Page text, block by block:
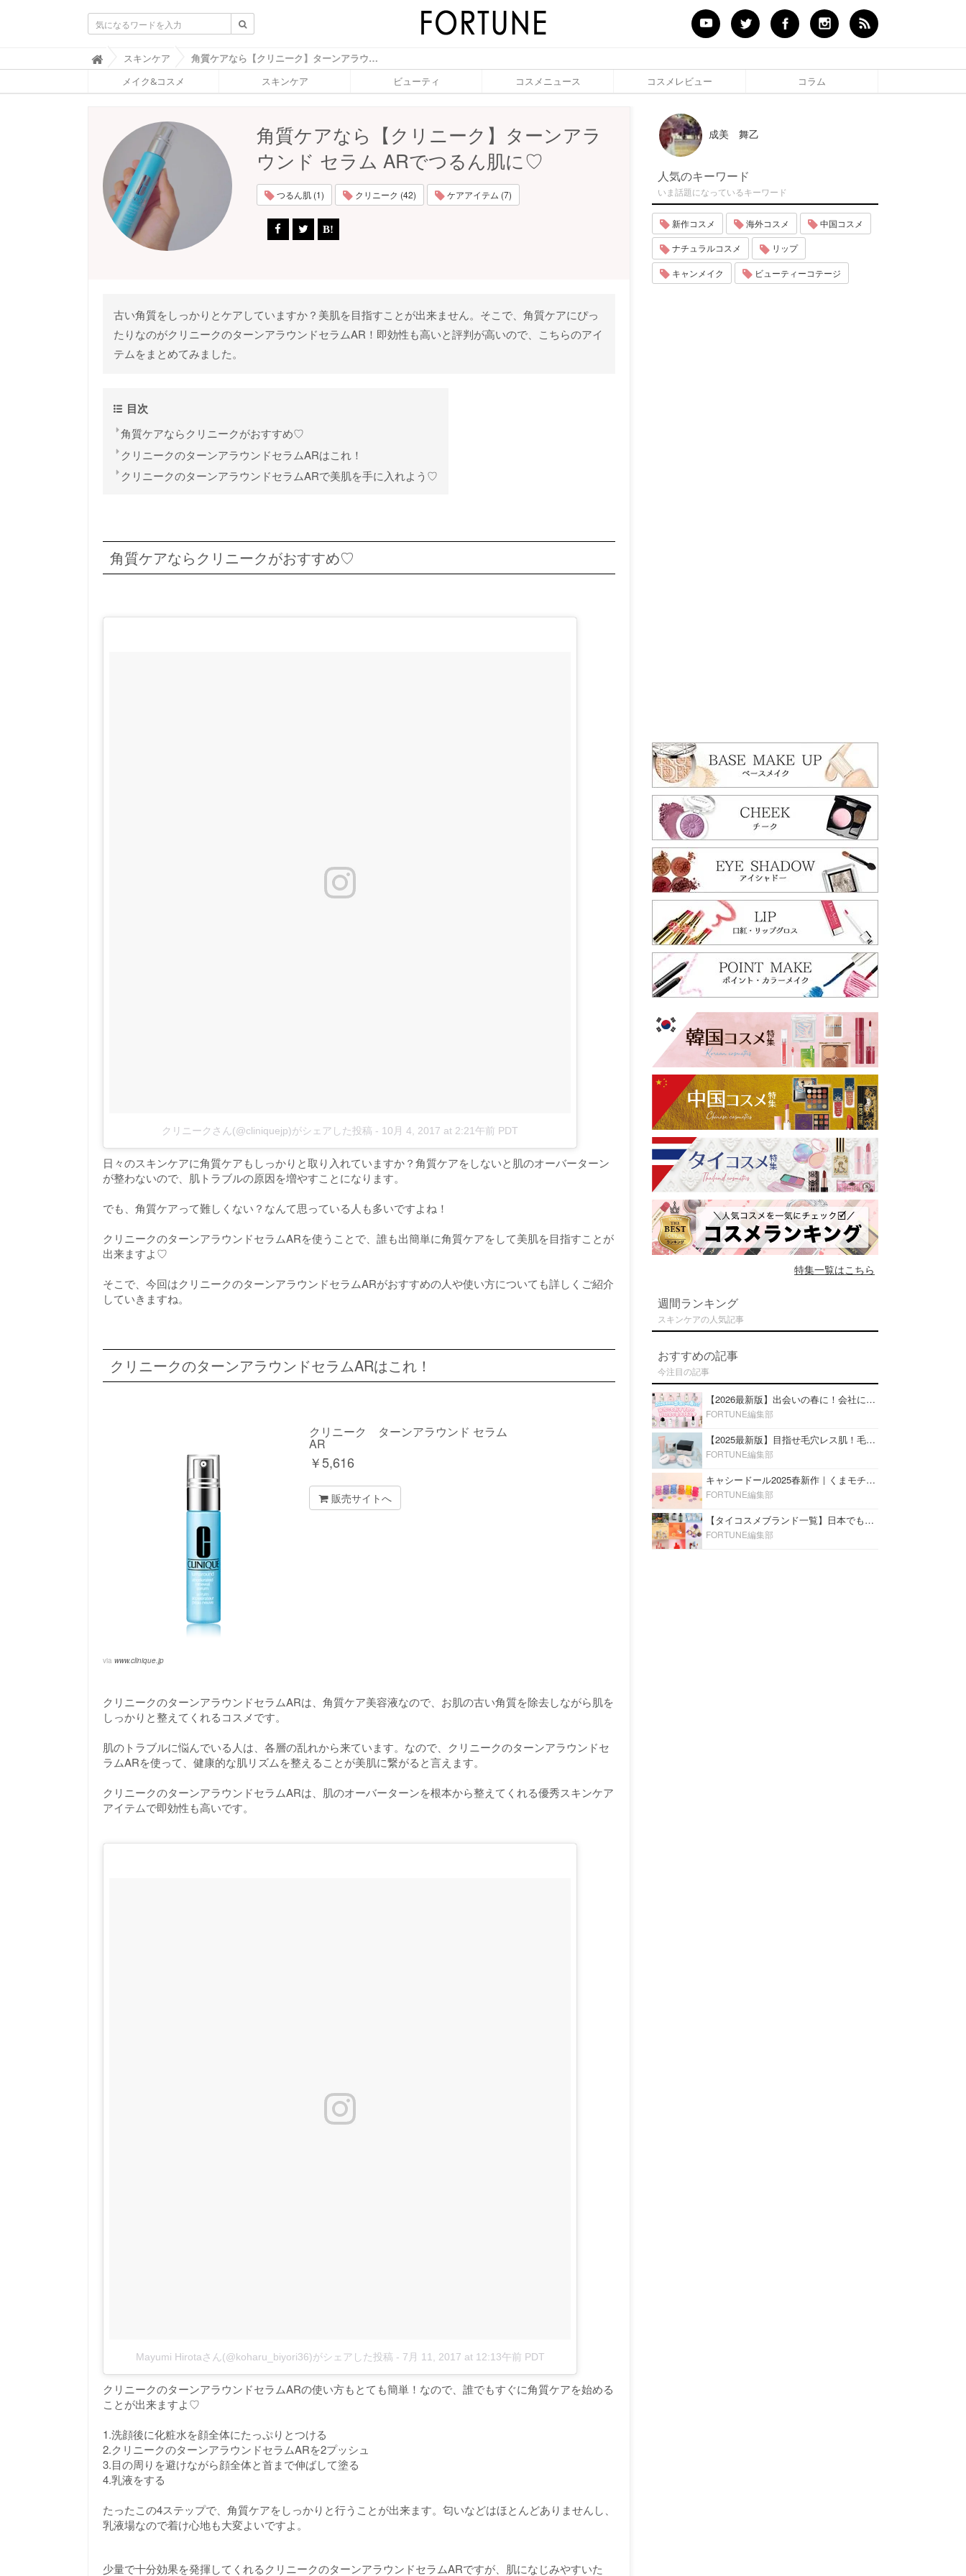
ふ
ぉ
ち
O
R
T
U
N
スキンケア 角質ケアなら【クリニーク】ターンアラウンド セラム ARでつるん肌に♡ - ふぉーちゅん(FORTUNE)
メイク&コスメ スキンケア ビューティ コスメニュース コスメレビュー コラム
角質ケアなら【クリニーク】ターンアラ
ウンド セラム ARでつるん肌に♡
つるん肌 (1) クリニーク (42) ケアアイテム (7)
古い角質をしっかりとケアしていますか？美肌を目指すことが出来ません。そこで、角質ケアにぴっ
たりなのがクリニークのターンアラウンドセラムAR！即効性も高いと評判が高いので、こちらのアイ
テムをまとめてみました。
目次
角質ケアならクリニークがおすすめ♡
クリニークのターンアラウンドセラムARはこれ！
クリニークのターンアラウンドセラムARで美肌を手に入れよう♡
角質ケアならクリニークがおすすめ♡
クリニークさん(@cliniquejp)がシェアした投稿 - 10月 4, 2017 at 2:21午前 PDT
日々のスキンケアに角質ケアもしっかりと取り入れていますか？角質ケアをしないと肌のオーバーターン
が整わないので、肌トラブルの原因を増やすことになります。
でも、角質ケアって難しくない？なんて思っている人も多いですよね！
クリニークのターンアラウンドセラムARを使うことで、誰も出簡単に角質ケアをして美肌を目指すことが
出来ますよ♡
そこで、今回はクリニークのターンアラウンドセラムARがおすすめの人や使い方についても詳しくご紹介
していきますね。
クリニークのターンアラウンドセラムARはこれ！
via www.clinique.jp
クリニーク ターンアラウンド セラム
AR
￥5,616
販売サイトへ
クリニークのターンアラウンドセラムARは、角質ケア美容液なので、お肌の古い角質を除去しながら肌を
しっかりと整えてくれるコスメです。
肌のトラブルに悩んでいる人は、各層の乱れから来ています。なので、クリニークのターンアラウンドセ
ラムARを使って、健康的な肌リズムを整えることが美肌に繋がると言えます。
クリニークのターンアラウンドセラムARは、肌のオーバーターンを根本から整えてくれる優秀スキンケア
アイテムで即効性も高いです。
Mayumi Hirotaさん(@koharu_biyori36)がシェアした投稿 - 7月 11, 2017 at 12:13午前 PDT
クリニークのターンアラウンドセラムARの使い方もとても簡単！なので、誰でもすぐに角質ケアを始める
ことが出来ますよ♡
1.洗顔後に化粧水を顔全体にたっぷりとつける
2.クリニークのターンアラウンドセラムARを2プッシュ
3.目の周りを避けながら顔全体と首まで伸ばして塗る
4.乳液をする
たったこの4ステップで、角質ケアをしっかりと行うことが出来ます。匂いなどはほとんどありませんし、
乳液場なので着け心地も大変よいですよ。
少量で十分効果を発揮してくれるクリニークのターンアラウンドセラムARですが、肌になじみやすいた
成美 舞乙
人気のキーワード
いま話題になっているキーワード
新作コスメ 海外コスメ 中国コスメ
ナチュラルコスメ リップ
キャンメイク ビューティーコテージ
特集一覧はこちら
週間ランキング
スキンケアの人気記事
おすすめの記事
今注目の記事
【2026最新版】出会いの春に！会社にもおすすめの好印象な香水14選♡ビジネスの場での香水マナーも
FORTUNE編集部
【2025最新版】目指せ毛穴レス肌！毛穴を埋めて隠す「おすすめ部分用下地＆プライマー」ランキング♡
FORTUNE編集部
キャシードール2025春新作｜くまモチーフのミニリップ「シャイニーベア リップモイスト」をレビュー♡
FORTUNE編集部
【タイコスメブランド一覧】日本でも人気沸騰中の“タイコスメ”ブランド20選！
FORTUNE編集部